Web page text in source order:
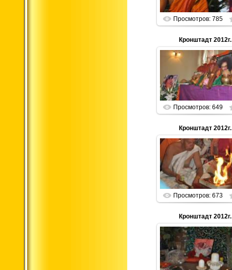
Просмотров: 785
Кронштадт 2012г.
01.01.2013
Parabrahman
Просмотров: 649
Кронштадт 2012г.
01.01.2013
Parabrahman
Просмотров: 673
Кронштадт 2012г.
01.01.2013
Parabrahman